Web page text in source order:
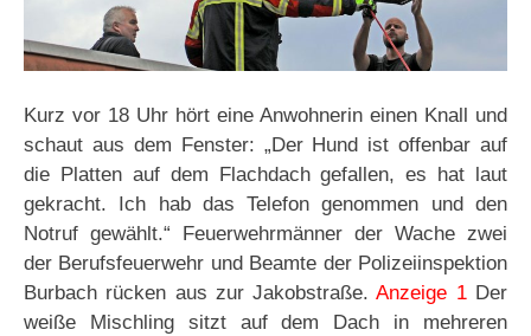
Kurz vor 18 Uhr hört eine Anwohnerin einen Knall und
schaut aus dem Fenster: „Der Hund ist offenbar auf
die Platten auf dem Flachdach gefallen, es hat laut
gekracht. Ich hab das Telefon genommen und den
Notruf gewählt.“ Feuerwehrmänner der Wache zwei
der Berufsfeuerwehr und Beamte der Polizeiinspektion
Burbach rücken aus zur Jakobstraße.Anzeige 1Der
weiße Mischling sitzt auf dem Dach in mehreren